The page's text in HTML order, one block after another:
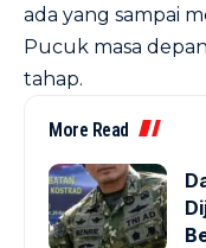
ada yang sampai
Pucuk masa
tahap.
More Read